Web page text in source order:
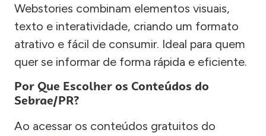
Webstories combinam elementos visuais,
texto e interatividade, criando um formato
atrativo e fácil de consumir. Ideal para quem
quer se informar de forma rápida e eficiente.
Por Que Escolher os Conteúdos do
Sebrae/PR?
Ao acessar os conteúdos gratuitos do